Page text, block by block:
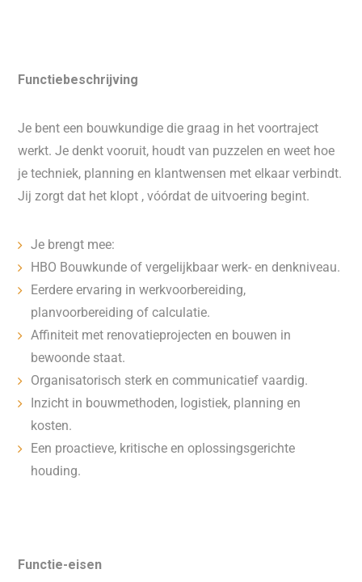
Functiebeschrijving
Je bent een bouwkundige die graag in het voortraject
werkt. Je denkt vooruit, houdt van puzzelen en weet hoe
je techniek, planning en klantwensen met elkaar verbindt.
Jij zorgt dat het klopt , vóórdat de uitvoering begint.
Je brengt mee:
HBO Bouwkunde of vergelijkbaar werk- en denkniveau.
Eerdere ervaring in werkvoorbereiding,
planvoorbereiding of calculatie.
Affiniteit met renovatieprojecten en bouwen in
bewoonde staat.
Organisatorisch sterk en communicatief vaardig.
Inzicht in bouwmethoden, logistiek, planning en
kosten.
Een proactieve, kritische en oplossingsgerichte
houding.
Functie-eisen